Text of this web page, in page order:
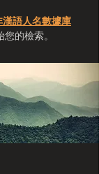
漢語人名數據庫
您的檢索。